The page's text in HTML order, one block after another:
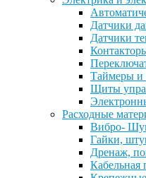
Датчики
Датчики
Таймеры и
Щиты
Расходные
Вибро-
Гайки,
Дренаж,
Кабельная